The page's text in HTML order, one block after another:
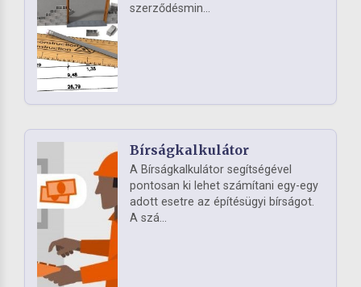
szerződésmin...
Bírságkalkulátor
A Bírságkalkulátor segítségével
pontosan ki lehet számítani egy-egy
adott esetre az építésügyi bírságot.
A szá...